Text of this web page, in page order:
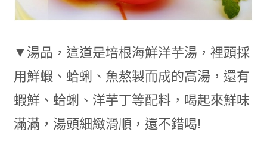
▼湯品，這道是培根海鮮洋芋湯，裡頭採
用鮮蝦、蛤蜊、魚熬製而成的高湯，還有
蝦鮮、蛤蜊、洋芋丁等配料，喝起來鮮味
滿滿，湯頭細緻滑順，還不錯喝!